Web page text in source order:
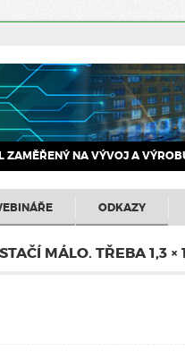
ZAMĚŘENÝ NA VÝVOJ A
ODKAZY
MÁLO. TŘEBA 1,3 ×